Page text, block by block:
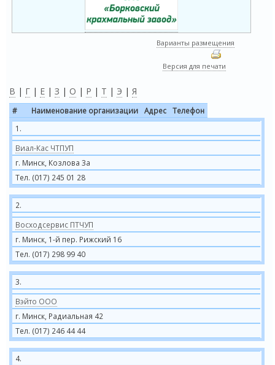
Варианты размещения
Версия для печати
В | Г | Е | З | О | Р | Т | Э | Я
# Наименование организации Адрес
Телефон
1.
Виал-Кас ЧТПУП
г. Минск, Козлова 3а
Тел. (017) 245 01 28
2.
Восходсервис ПТЧУП
г. Минск, 1-й пер. Рижский 16
Тел. (017) 298 99 40
3.
Вэйто ООО
г. Минск, Радиальная 42
Тел. (017) 246 44 44
4.